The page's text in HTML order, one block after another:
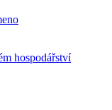
hospodářství